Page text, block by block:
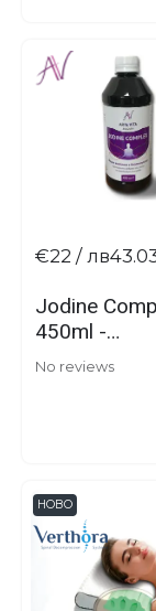
Jodine
450ml -
Органичен
No reviews
€22 /
НОВО